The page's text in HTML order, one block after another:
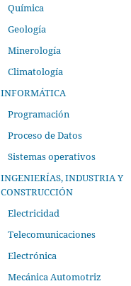
Química
Geología
Minerología
Climatología
INFORMÁTICA
Programación
Proceso de Datos
Sistemas operativos
INGENIERÍAS, INDUSTRIA Y
CONSTRUCCIÓN
Electricidad
Telecomunicaciones
Electrónica
Mecánica Automotriz